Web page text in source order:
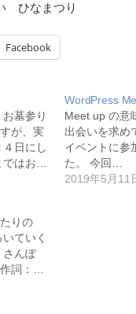
ひなまつり
Facebook
墓参り
が、実
日にし
ではお…
WordPress
Meet up の意
出会いを求め
イベントに参
た。 今回…
2019年5月11
りの
ていく
さんぽ
詞：…